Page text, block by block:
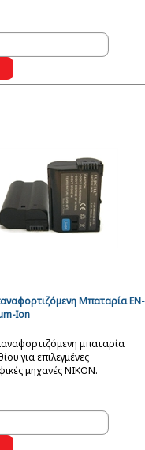
Μπαταρία EN-
Ion
μπαταρία
για επιλεγμένες
μηχανές NIKON.